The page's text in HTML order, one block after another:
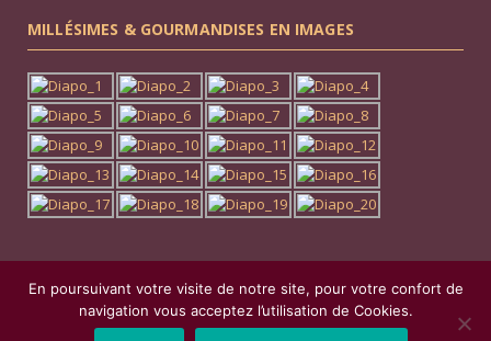
MILLÉSIMES & GOURMANDISES EN IMAGES
Copyright © 2026 Millésimes et Gourmandises.
En poursuivant votre visite de notre site, pour votre confort de
navigation vous acceptez l’utilisation de Cookies.